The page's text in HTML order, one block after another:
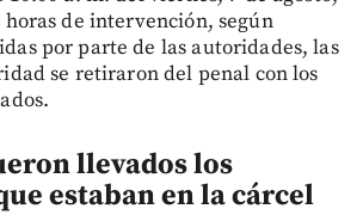
de intervención, según
por parte de las autoridades, las
se retiraron del penal con los
llevados los
estaban en la cárcel